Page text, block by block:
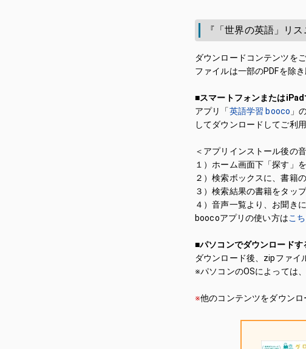
『「世界の英語」リス
ダウンロードコンテンツを
ファイルは一部のPDFを除
■スマートフォンまたは
アプリ「英語学習 booco 」
してダウンロードしてご利用
＜アプリインストール後の
１）ホーム画面下「探す」
２）検索ボックスに、書籍
３）検索結果の書籍をタッ
４）音声一覧より、お聞き
boocoアプリの使い方はこち
■パソコンでダウンロードす
ダウンロード後、zipファイ
※パソコンのOSによっては
※他のコンテンツをダウンロ